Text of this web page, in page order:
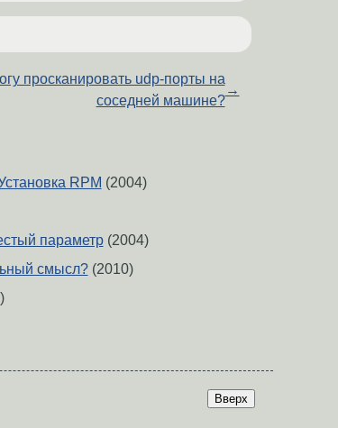
просканировать udp-порты на
соседней машине?
→
RPM (2004)
параметр(2004)
смысл?(2010)
Вверх